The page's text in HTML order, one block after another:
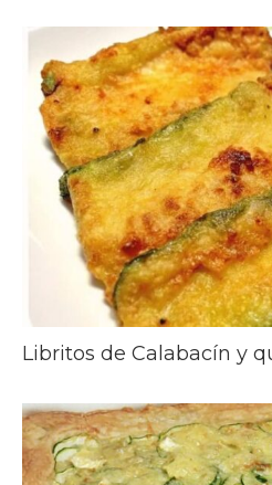
Libritos de Calabacín y